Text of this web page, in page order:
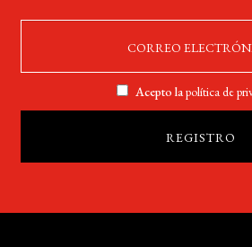
Acepto lapolítica de